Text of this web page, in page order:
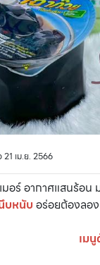
21 เม.ย. 2566
อร์ อากาศแสนร้อ
บหนับ อร่อยต้องลอ
เม